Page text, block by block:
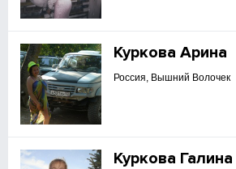
Куркова Арина
Россия, Вышний Волочек
Куркова Галина